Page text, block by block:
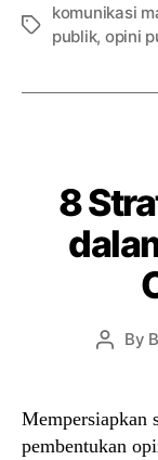
Tags
komunikasi
publik, opini
8
Post
By
Mempersiapkan
pembentukan